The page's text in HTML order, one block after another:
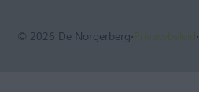
© 2026 De Norgerberg·Privacybeleid·